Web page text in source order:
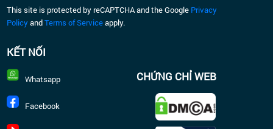
This site is protected by reCAPTCHA and the Google Privacy
PolicyandTerms of Serviceapply.
KẾT NỐI
Whatsapp
Facebook
CHỨNG CHỈ WEB